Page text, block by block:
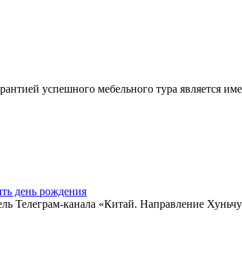
успешного мебельного тура является
день рождения
Телеграм-канала «Китай. Направление